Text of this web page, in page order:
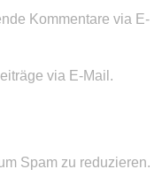
Kommentare via E-
via E-Mail.
Spam zu reduzieren.